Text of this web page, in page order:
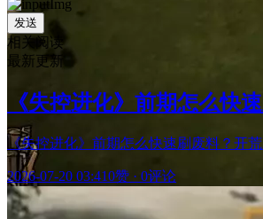
发送
相关阅读
最新更新
《失控进化》前期怎么快
《失控进化》前期怎么快速刷废料？开
2026-07-20 03:410赞 · 0评论